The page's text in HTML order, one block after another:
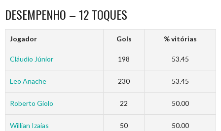
DESEMPENHO – 12 TOQUES
Jogador Gols % vitórias
Cláudio Júnior 198 53.45
Leo Anache 230 53.45
Roberto Giolo 22 50.00
Willian Izaias 50 50.00